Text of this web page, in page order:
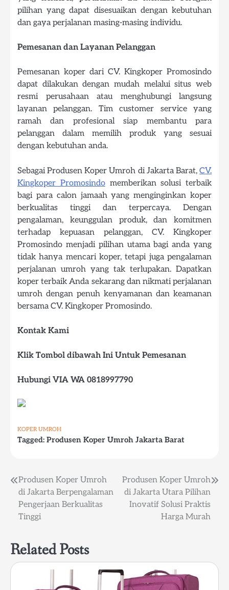
pilihan yang dapat disesuaikan dengan kebutuhan
dan gaya perjalanan masing-masing individu.
Pemesanan dan Layanan Pelanggan
Pemesanan koper dari CV. Kingkoper Promosindo
dapat dilakukan dengan mudah melalui situs web
resmi perusahaan atau menghubungi langsung
layanan pelanggan. Tim customer service yang
ramah dan profesional siap membantu para
pelanggan dalam memilih produk yang sesuai
dengan kebutuhan anda.
Sebagai Produsen Koper Umroh di Jakarta Barat, CV.
Kingkoper Promosindomemberikan solusi terbaik
bagi para calon jamaah yang menginginkan koper
berkualitas tinggi dan terpercaya. Dengan
pengalaman, keunggulan produk, dan komitmen
terhadap kepuasan pelanggan, CV. Kingkoper
Promosindo menjadi pilihan utama bagi anda yang
tidak hanya mencari koper, tetapi juga pengalaman
perjalanan umroh yang tak terlupakan. Dapatkan
koper terbaik Anda sekarang dan nikmati perjalanan
umroh dengan penuh kenyamanan dan keamanan
bersama CV. Kingkoper Promosindo.
Kontak Kami
Klik Tombol dibawah Ini Untuk Pemesanan
Hubungi VIA WA 0818997790
KOPER UMROH
Tagged: Produsen Koper Umroh Jakarta Barat
Post
navigation
Produsen Koper Umroh
di Jakarta Berpengalaman
Pengerjaan Berkualitas
Tinggi
Produsen Koper Umroh
di Jakarta Utara Pilihan
Inovatif Solusi Praktis
Harga Murah
Related Posts